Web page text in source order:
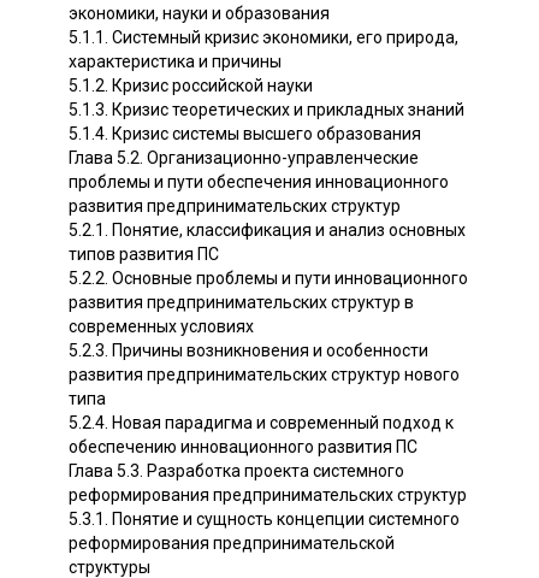
экономики, науки и образования
5.1.1. Системный кризис экономики, его природа,
характеристика и причины
5.1.2. Кризис российской науки
5.1.3. Кризис теоретических и прикладных знаний
5.1.4. Кризис системы высшего образования
Глава 5.2. Организационно-управленческие
проблемы и пути обеспечения инновационного
развития предпринимательских структур
5.2.1. Понятие, классификация и анализ основных
типов развития ПС
5.2.2. Основные проблемы и пути инновационного
развития предпринимательских структур в
современных условиях
5.2.3. Причины возникновения и особенности
развития предпринимательских структур нового
типа
5.2.4. Новая парадигма и современный подход к
обеспечению инновационного развития ПС
Глава 5.3. Разработка проекта системного
реформирования предпринимательских структур
5.3.1. Понятие и сущность концепции системного
реформирования предпринимательской
структуры